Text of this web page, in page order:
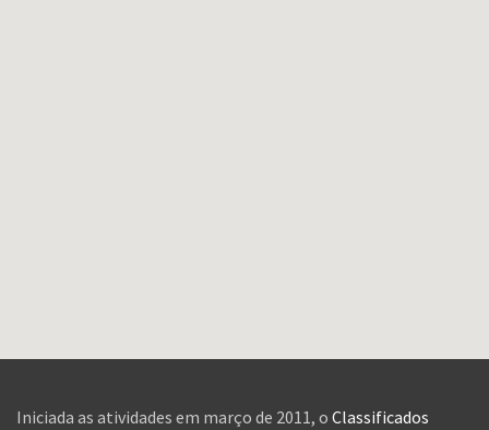
Iniciada as atividades em março de 2011, o Classificados